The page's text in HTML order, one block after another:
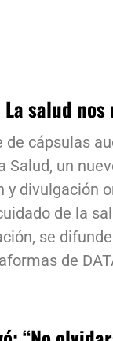
salud nos
de cápsulas
Salud, un
y divulgación
de la
se
de